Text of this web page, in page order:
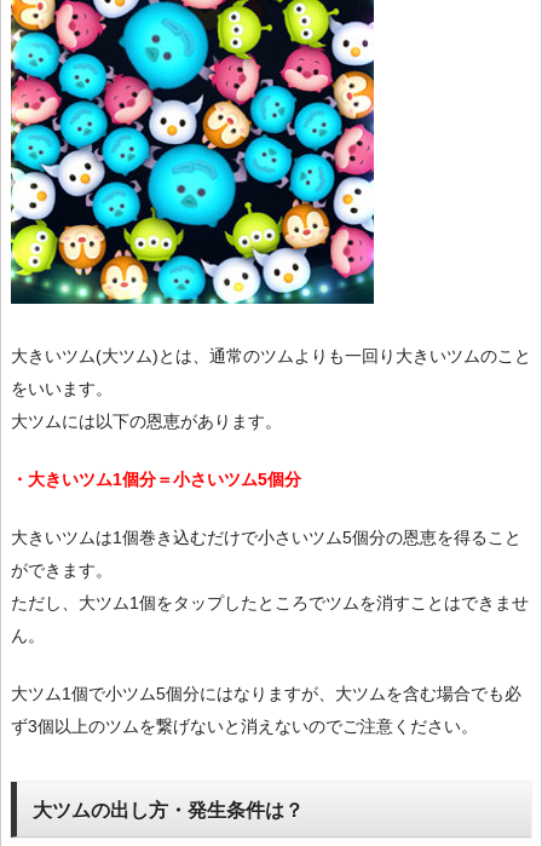
大きいツム(大ツム)とは、通常のツムよりも一回り大きいツムのこと
をいいます。
大ツムには以下の恩恵があります。
・大きいツム1個分＝小さいツム5個分
大きいツムは1個巻き込むだけで小さいツム5個分の恩恵を得ること
ができます。
ただし、大ツム1個をタップしたところでツムを消すことはできませ
ん。
大ツム1個で小ツム5個分にはなりますが、大ツムを含む場合でも必
ず3個以上のツムを繋げないと消えないのでご注意ください。
大ツムの出し方・発生条件は？